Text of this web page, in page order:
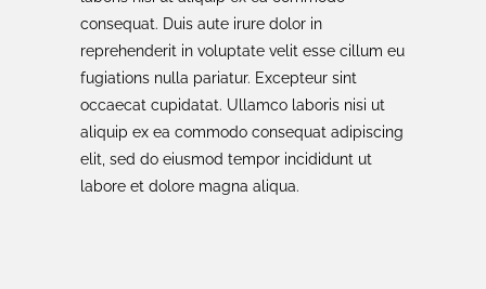
consequat. Duis aute irure dolor in
reprehenderit in voluptate velit esse cillum eu
fugiations nulla pariatur. Excepteur sint
occaecat cupidatat. Ullamco laboris nisi ut
aliquip ex ea commodo consequat adipiscing
elit, sed do eiusmod tempor incididunt ut
labore et dolore magna aliqua.